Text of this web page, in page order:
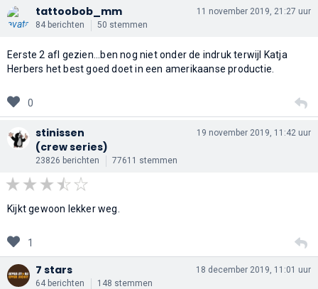
tattoobob_mm
84 berichten 50 stemmen
11 november 2019, 21:27 uur
Eerste 2 afl gezien...ben nog niet onder de indruk terwijl Katja
Herbers het best goed doet in een amerikaanse productie.
0
stinissen
(crew series)
23826 berichten 77611 stemmen
19 november 2019, 11:42 uur
Kijkt gewoon lekker weg.
1
7 stars
64 berichten 148 stemmen
18 december 2019, 11:01 uur